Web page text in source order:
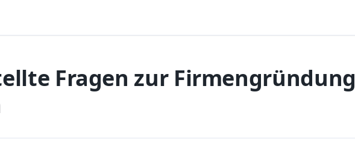
Fragen zur Firmengründung